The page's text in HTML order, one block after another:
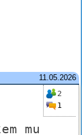
11.05.2026
2
1
mu